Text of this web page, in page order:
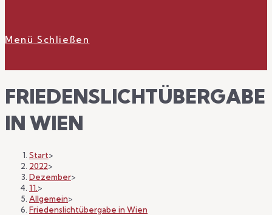
Menü Schließen
FRIEDENSLICHTÜBERGABE
IN WIEN
Start>
2022>
Dezember>
11.>
Allgemein>
Friedenslichtübergabe in Wien